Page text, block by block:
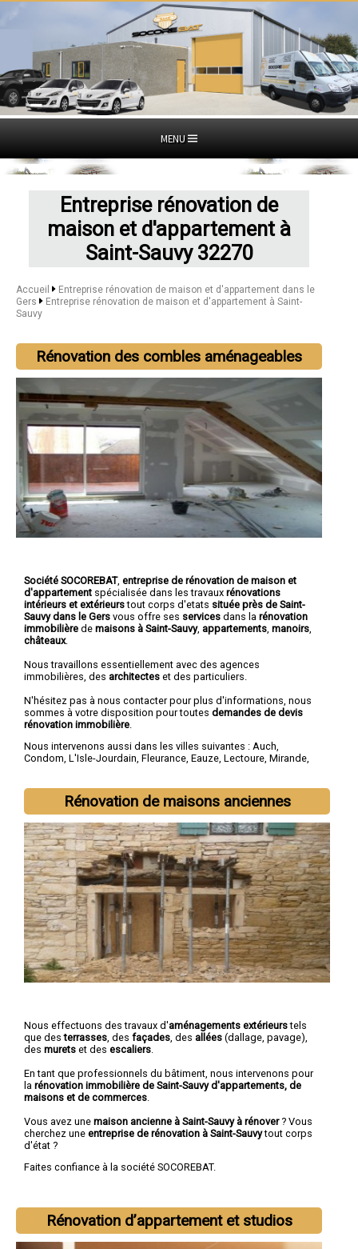
MENU
Entreprise rénovation de
maison et d'appartement à
Saint-Sauvy 32270
Accueil
Entreprise rénovation de maison et d'appartement dans le
Gers
Entreprise rénovation de maison et d'appartement à Saint-
Sauvy
Rénovation des combles aménageables
Société SOCOREBAT, entreprise de rénovation de maison et
d'appartement spécialisée dans les travaux rénovations
intérieurs et extérieurstout corps d'etats située près de Saint-
Sauvy dans le Gers vous offre ses services dans la rénovation
immobilière de maisons à Saint-Sauvy, appartements manoirs
châteaux.
Nous travaillons essentiellement avec des agences
immobilières, des architectes et des particuliers.
N'hésitez pas à nous contacter pour plus d'informations, nous
sommes à votre disposition pour toutes demandes de devis
rénovation immobilière
Nous intervenons aussi dans les villes suivantes : Auch,
Condom, L'Isle-Jourdain, Fleurance, Eauze, Lectoure, Mirande,
Rénovation de maisons anciennes
Nous effectuons des travaux d'aménagements extérieurstels
que desterrasses , des façades , des allées (dallage, pavage),
des murets et des escaliers
En tant que professionnels du bâtiment, nous intervenons pour
la rénovation immobilière de Saint-Sauvy d'appartements, de
maisons et de commerces
Vous avez une maison ancienne à Saint-Sauvy à rénover? Vous
cherchez une entreprise de rénovation à Saint-Sauvytout corps
d'état ?
Faites confiance à la société SOCOREBAT.
Rénovation d’appartement et studios